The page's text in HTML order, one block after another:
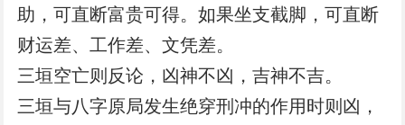
助，可直断富贵可得。如果坐支截脚，可直断
财运差、工作差、文凭差。
三垣空亡则反论，凶神不凶，吉神不吉。
三垣与八字原局发生绝穿刑冲的作用时则凶，